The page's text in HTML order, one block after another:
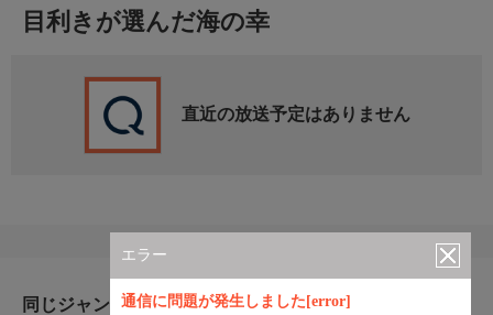
エラー
通信に問題が発生しました[error]
目利きが選んだ海の幸
直近の放送予定はありません
同じジャンルのおすすめ番組